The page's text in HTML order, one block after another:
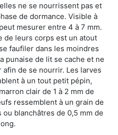
ne se nourrissent pas et
de dormance. Visible à
mesurer entre 4 à 7 mm.
de leurs corps est un atout
faufiler dans les moindres
punaise de lit se cache et ne
de se nourrir. Les larves
à un tout petit pépin,
clair de 1 à 2 mm de
ressemblent à un grain de
blanchâtres de 0,5 mm de